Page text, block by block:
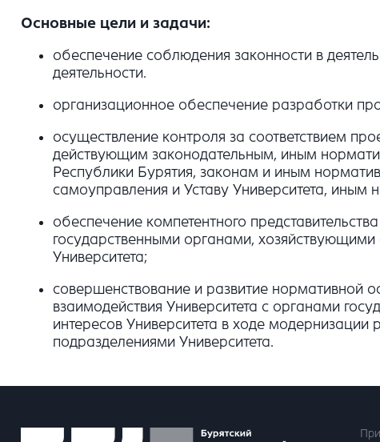
Основные цели и задачи:
обеспечение соблюдения законности в
деятельности.
организационное обеспечение разработки
осуществление контроля за соответствием
действующим законодательным, иным
Республики Бурятия, законам и иным
самоуправления и Уставу Университета,
обеспечение компетентного
государственными органами,
Университета;
совершенствование и развитие нормативной
взаимодействия Университета с органами
интересов Университета в ходе
подразделениями Университета.